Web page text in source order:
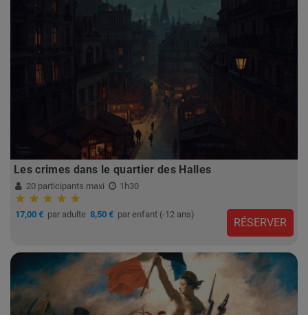
Les crimes dans le quartier des Halles
20 participants maxi 1h30
17,00 € par adulte 8,50 € par enfant (-12 ans)
RÉSERVER